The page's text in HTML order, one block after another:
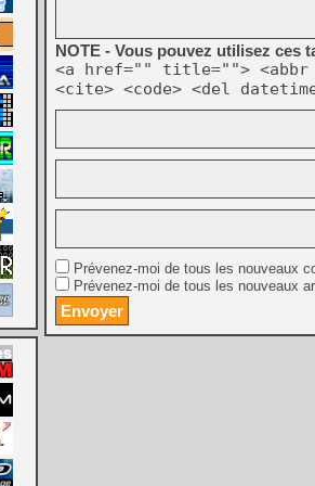
NOTE - Vous pouvez utilisez ces
<a href="" title=""> <abbr
<cite> <code> <del
Prévenez-moi de tous les nouveaux
Prévenez-moi de tous les nouveaux